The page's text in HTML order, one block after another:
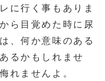
に行く事もありま
ら目覚めた時に尿
、何か意味のある
るかもしれませ
れませんよ。